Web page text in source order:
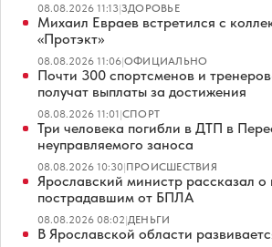
08.08.2026 11:13|ЗДОРОВЬЕ
Михаил Евраев встретился с
«Протэкт»
08.08.2026 11:06|ОФИЦИАЛЬНО
Почти 300 спортсменов и
получат выплаты за достижения
08.08.2026 11:01|СПОРТ
Три человека погибли в ДТП в
неуправляемого заноса
08.08.2026 10:30|ПРОИСШЕСТВИЯ
Ярославский министр рассказал о
пострадавшим от БПЛА
08.08.2026 08:02|ДЕНЬГИ
В Ярославской области